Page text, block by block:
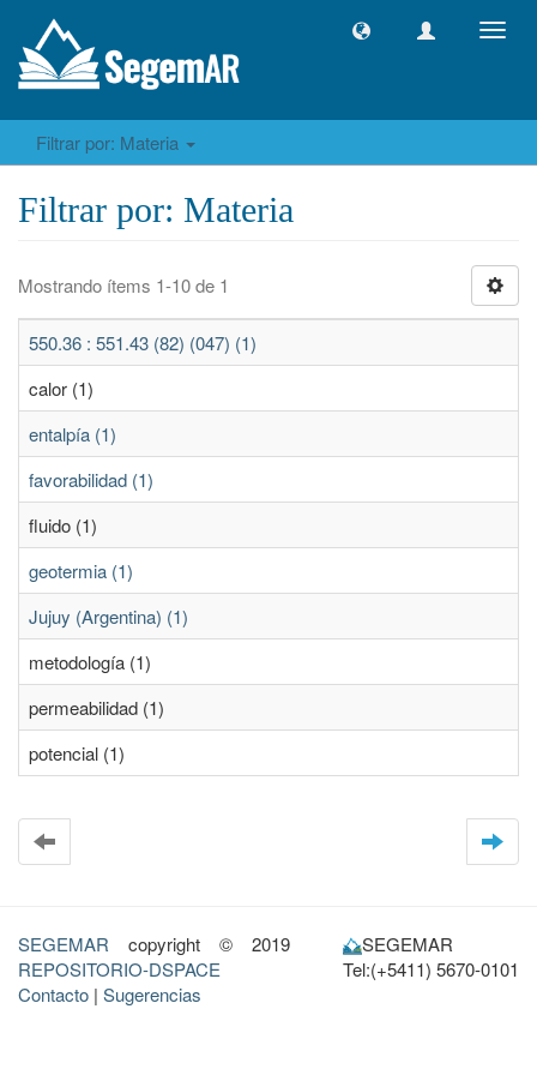
Filtrar por: Materia
Filtrar por: Materia
Mostrando ítems 1-10 de 1
550.36 : 551.43 (82) (047) (1)
calor (1)
entalpía (1)
favorabilidad (1)
fluido (1)
geotermia (1)
Jujuy (Argentina) (1)
metodología (1)
permeabilidad (1)
potencial (1)
SEGEMAR copyright © 2019
REPOSITORIO-DSPACE
Contacto | Sugerencias
SEGEMAR
Tel:(+5411) 5670-0101